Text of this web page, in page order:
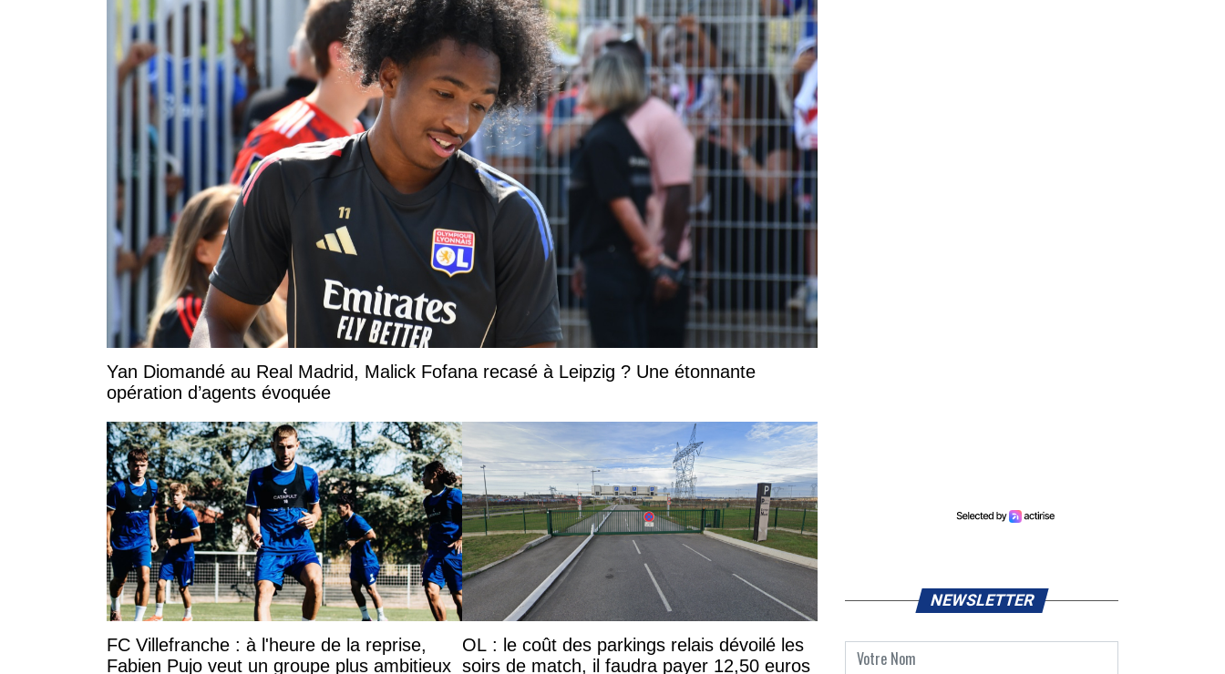
Yan Diomandé au Real Madrid, Malick Fofana recasé à Leipzig ? Une étonnante
opération d’agents évoquée
FC Villefranche : à l'heure de la reprise,
Fabien Pujo veut un groupe plus ambitieux
OL : le coût des parkings relais dévoilé les
soirs de match, il faudra payer 12,50 euros
NEWSLETTER